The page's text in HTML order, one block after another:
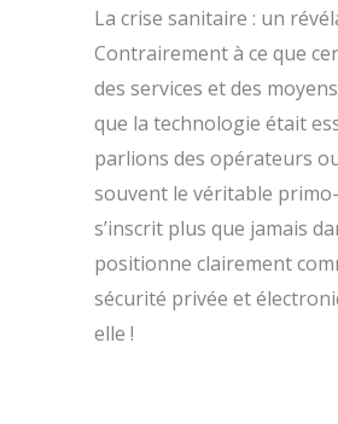
La crise sanitaire : un
Contrairement à ce que
des services et des
que la technologie était
parlions des opérateurs
souvent le véritable
s’inscrit plus que jamais
positionne clairement
sécurité privée et
elle !